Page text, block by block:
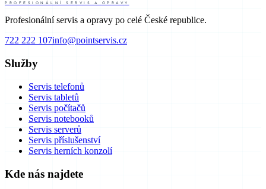
PROFESIONÁLNÍ SERVIS A OPRAVY
Profesionální servis a opravy po celé České republice.
722 222 107info@pointservis.cz
Služby
Servis telefonů
Servis tabletů
Servis počítačů
Servis notebooků
Servis serverů
Servis příslušenství
Servis herních konzolí
Kde nás najdete